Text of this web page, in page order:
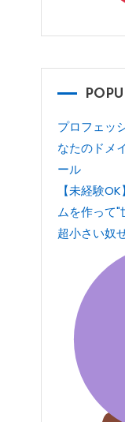
プロフェッ
なたのドメ
ール
【未経験
ムを作って"
超小さい奴